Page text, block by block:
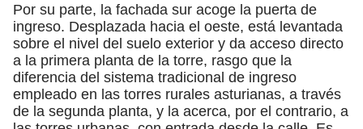
Por su parte, la fachada sur acoge la puerta de
ingreso. Desplazada hacia el oeste, está levantada
sobre el nivel del suelo exterior y da acceso directo
a la primera planta de la torre, rasgo que la
diferencia del sistema tradicional de ingreso
empleado en las torres rurales asturianas, a través
de la segunda planta, y la acerca, por el contrario, a